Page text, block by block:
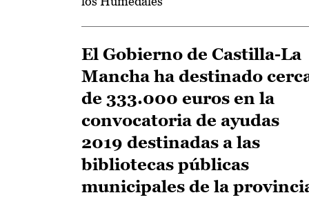
El Gobierno de Castilla-La
Mancha ha destinado
de 333.000 euros en la
convocatoria de ayudas
2019 destinadas a las
bibliotecas públicas
municipales de la